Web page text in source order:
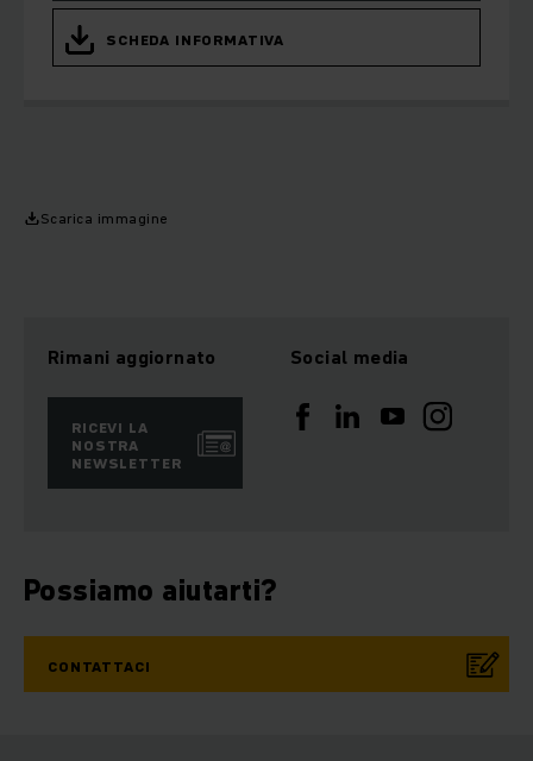
SCHEDA INFORMATIVA
Scarica immagine
Rimani aggiornato
RICEVI LA
NOSTRA
NEWSLETTER
Social media
Possiamo aiutarti?
CONTATTACI